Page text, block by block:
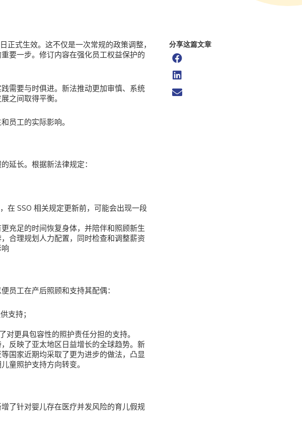
式生效。这不仅是一次常规的政策调整，
要一步。修订内容在强化员工权益保护的
需要与时俱进。新法推动更加审慎、系统
之间取得平衡。
员工的实际影响。
延长。根据新法律规定：
在 SSO 相关规定更新前，可能会出现一段
充足的时间恢复身体，并陪伴和照顾新生
合理规划人力配置，同时检查和调整薪资
员工在产后照顾和支持其配偶：
支持；
更具包容性的照护责任分担的支持。
反映了亚太地区日益增长的全球趋势。新
国家近期均采取了更为进步的做法，凸显
童照护支持方向转变。
了针对婴儿存在医疗并发风险的育儿假规
分享这篇文章